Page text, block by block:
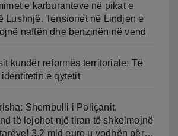
e karburanteve në pikat e
Lushnjë. Tensionet në Lindjen e
naftën dhe benzinën në vend
kundër reformës territoriale: Të
e qytetit
Shembulli i Poliçanit,
të lejohet një tiran të shkelmojnë
3.2 mld euro u vodhën për…